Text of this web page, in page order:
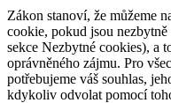
Zákon stanoví, že můžeme
cookie, pokud jsou
sekce Nezbytné cookies), a
oprávněného zájmu. Pro
potřebujeme váš souhlas,
kdykoliv odvolat pomocí